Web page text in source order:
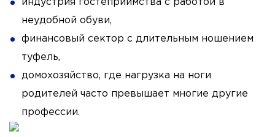
индустрия гостеприимства с работой в
неудобной обуви,
финансовый сектор с длительным ношением
туфель,
домохозяйство, где нагрузка на ноги
родителей часто превышает многие другие
профессии.